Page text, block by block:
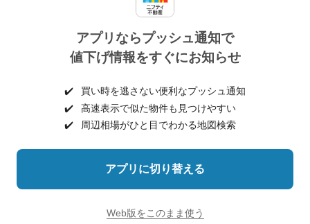
アプリならプッシュ通知で
値下げ情報をすぐにお知らせ
✔️
買い時を逃さない便利なプッシュ通知
✔️
高速表示で似た物件も見つけやすい
✔️
周辺相場がひと目でわかる地図検索
アプリに切り替える
Web版をこのまま使う
個人情報保護ポリシー 利用規約
ヘルプ・お問い合わせ 採用情報
©NIFTY Lifestyle Co., Ltd.